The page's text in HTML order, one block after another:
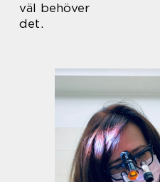
väl behöver
det.